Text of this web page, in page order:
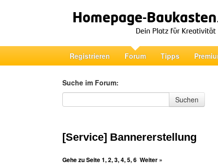
Registrieren Forum Tipps
Suche im Forum:
Suche im Forum
Suchen
[Service] Bannererstellung
Gehe zu Seite1,2,3,4,5,6 Weiter »